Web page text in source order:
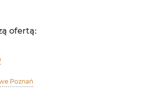
ofertą:
Poznań